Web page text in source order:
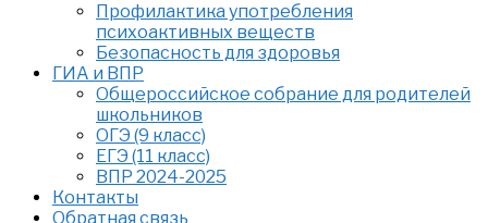
Профилактика употребления
психоактивных веществ
Безопасность для здоровья
ГИА и ВПР
Общероссийское собрание для родителей
школьников
ОГЭ (9 класс)
ЕГЭ (11 класс)
ВПР 2024-2025
Контакты
Обратная связь